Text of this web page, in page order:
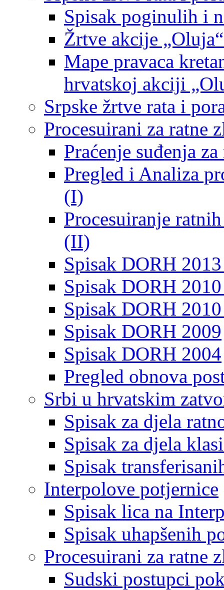
Spisak poginulih i
Žrtve akcije
Mape pravaca
hrvatskoj akciji
Srpske žrtve rata i
Procesuirani za ratne
Praćenje suđenja
Pregled i Analiza
(I)
Procesuiranje
(II)
Spisak DORH
Spisak DORH
Spisak DORH
Spisak DORH 2009
Spisak DORH 2004
Pregled obnova
Srbi u hrvatskim
Spisak za djela
Spisak za djela
Spisak
Interpolove potjernice
Spisak lica na
Spisak uhapšenih
Procesuirani za ratne
Sudski postupci